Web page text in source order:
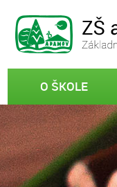
O ŠKOLE